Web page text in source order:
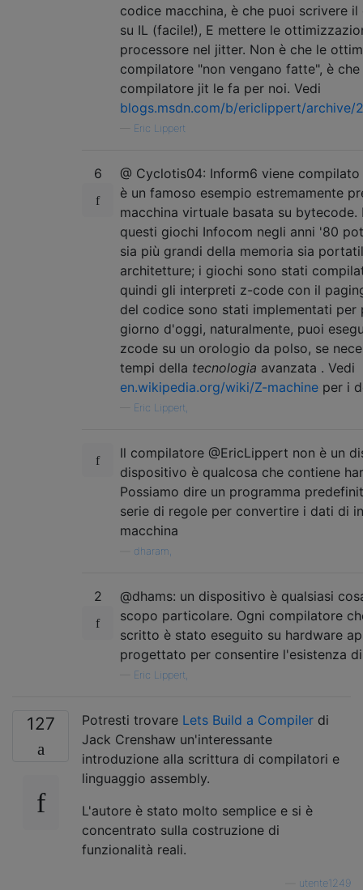
codice macchina, è che puoi scrivere
su IL (facile!), E mettere le
processore nel jitter. Non è che le
compilatore "non vengano fatte", è
compilatore jit le fa per noi. Vedi
blogs.msdn.com/b/ericlippert/archive/
Eric Lippert
6
@ Cyclotis04: Inform6 viene
è un famoso esempio estremamente
macchina virtuale basata su
questi giochi Infocom negli anni '80
sia più grandi della memoria sia
architetture; i giochi sono stati
quindi gli interpreti z-code con il
del codice sono stati implementati per
giorno d'oggi, naturalmente, puoi
zcode su un orologio da polso, se
tempi della tecnologia avanzata . Vedi
en.wikipedia.org/wiki/Z-machine per i
Eric Lippert,
Il compilatore @EricLippert non è un
dispositivo è qualcosa che contiene
Possiamo dire un programma
serie di regole per convertire i dati di
macchina
dharam,
2
@dhams: un dispositivo è qualsiasi
scopo particolare. Ogni compilatore
scritto è stato eseguito su hardware
progettato per consentire l'esistenza
Eric Lippert,
127 Potresti trovare Lets Build a Compiler di
Jack Crenshaw un'interessante
introduzione alla scrittura di compilatori e
linguaggio assembly.
L'autore è stato molto semplice e si è
concentrato sulla costruzione di
funzionalità reali.
utente1249